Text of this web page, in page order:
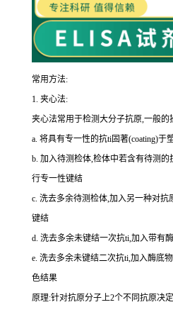
常用方法:
1. 夹心法:
夹心法常用于检测大分子抗原,一般的
a. 将具有专一性的抗ti固著(coating)于
b. 加入待测检体,检体中若含有待测
行专一性键结
c. 洗去多余待测检体,加入另一种对抗
键结
d. 洗去多余未键结一次抗ti,加入带有
e. 洗去多余未键结二次抗ti,加入酶底
色结果
原理:针对抗原分子上2个不同抗原决